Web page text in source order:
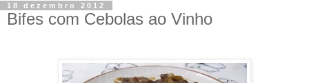
18 dezembro 2012
Bifes com Cebolas ao Vinho